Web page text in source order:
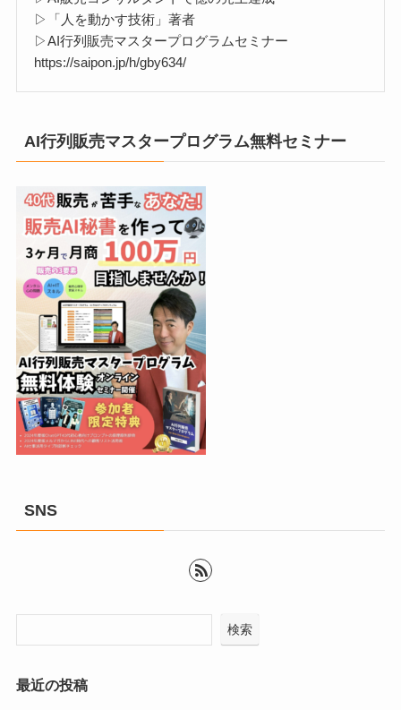
▷「人を動かす技術」著者
▷AI行列販売マスタープログラムセミナー
https://saipon.jp/h/gby634/
AI行列販売マスタープログラム無料セミナー
SNS
検索
最近の投稿